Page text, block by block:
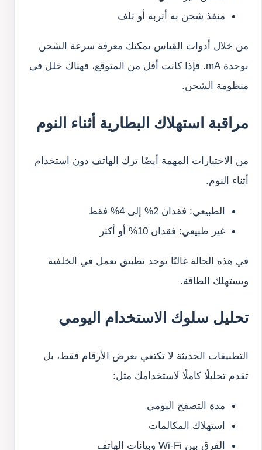
منفذ شحن به أتربة أو تلف
من خلال أدوات القياس يمكنك معرفة سرعة الشحن
بوحدة mA. فإذا كانت أقل من المتوقع، فهناك خلل في
منظومة الشحن.
مراقبة استهلاك البطارية أثناء النوم
من الاختبارات المهمة أيضًا ترك الهاتف دون استخدام
أثناء النوم.
الطبيعي: فقدان 2% إلى 4% فقط
غير طبيعي: فقدان 10% أو أكثر
في هذه الحالة غالبًا يوجد تطبيق يعمل في الخلفية
ويستهلك الطاقة.
تحليل سلوك الاستخدام اليومي
التطبيقات الحديثة لا تكتفي بعرض الأرقام فقط، بل
تقدم تحليلًا كاملًا لاستخدامك مثل:
مدة التصفح اليومي
استهلاك المكالمات
الفرق بين Wi-Fi وبيانات الهاتف